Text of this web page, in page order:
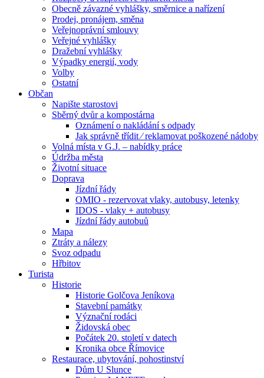
Obecně závazné vyhlášky, směrnice a nařízení
Prodej, pronájem, směna
Veřejnoprávní smlouvy
Veřejné vyhlášky
Dražební vyhlášky
Výpadky energií, vody
Volby
Ostatní
Občan
Napište starostovi
Sběrný dvůr a kompostárna
Oznámení o nakládání s odpady
Jak správně třídit ⁄ reklamovat poškozené nádoby
Volná místa v G.J. – nabídky práce
Údržba města
Životní situace
Doprava
Jízdní řády
OMIO - rezervovat vlaky, autobusy, letenky
IDOS - vlaky + autobusy
Jízdní řády autobuů
Mapa
Ztráty a nálezy
Svoz odpadu
Hřbitov
Turista
Historie
Historie Golčova Jeníkova
Stavební památky
Význační rodáci
Židovská obec
Počátek 20. století v datech
Kronika obce Římovice
Restaurace, ubytování, pohostinství
Dům U Slunce